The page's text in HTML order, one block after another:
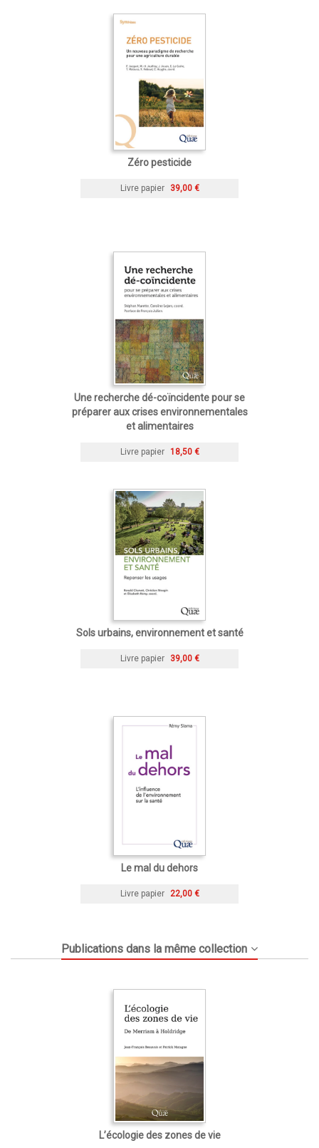
Zéro pesticide
Livre papier 39,00 €
Une recherche dé-coïncidente pour se
préparer aux crises environnementales
et alimentaires
Livre papier 18,50 €
Sols urbains, environnement et santé
Livre papier 39,00 €
Le mal du dehors
Livre papier 22,00 €
Publications dans la même collection
L’écologie des zones de vie